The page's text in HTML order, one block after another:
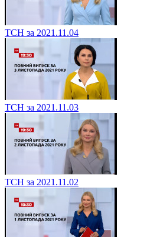
ТСН за 2021.11.04
ТСН за 2021.11.03
ТСН за 2021.11.02